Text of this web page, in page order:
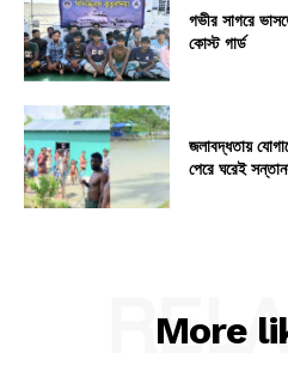
গভীর সাগরে
কোস্ট গার্ড
জলাবদ্ধতায়
পেরে ঘরেই
More